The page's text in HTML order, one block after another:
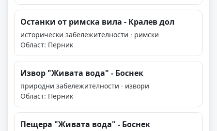
Останки от римска вила - Кралев дол
исторически забележителности · римски
Област: Перник
Извор "Живата вода" - Боснек
природни забележителности · извори
Област: Перник
Пещера "Живата вода" - Боснек